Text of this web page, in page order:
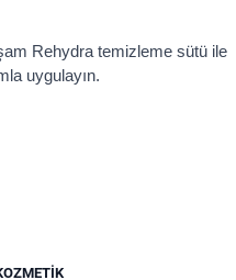
Rehydra temizleme sütü ile
uygulayın.